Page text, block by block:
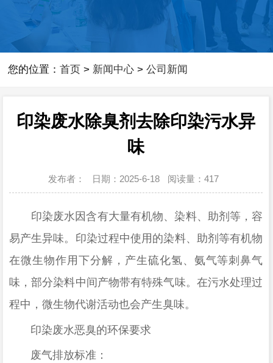
您的位置：首页 > 新闻中心 >公司新闻
印染废水除臭剂去除印染污水异
味
发布者： 日期：2025-6-18 阅读量： 417
印染废水因含有大量有机物、染料、助剂等，容
易产生异味。印染过程中使用的染料、助剂等有机物
在微生物作用下分解，产生硫化氢、氨气等刺鼻气
味，部分染料中间产物带有特殊气味。在污水处理过
程中，微生物代谢活动也会产生臭味。
印染废水恶臭的环保要求
废气排放标准：